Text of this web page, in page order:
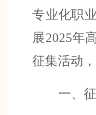
专业化职
展2025年
征集活动 ，
一、